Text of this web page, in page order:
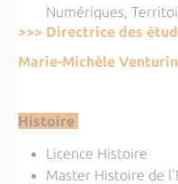
Numériques,
>>> Directrice des
Marie-Michèle
Histoire
Licence Histoire
Master Histoire de